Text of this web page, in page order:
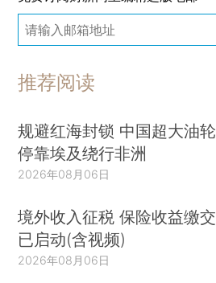
推荐阅读
规避红海封锁 中国超大油轮
停靠埃及绕行非洲
2026年08月06日
境外收入征税 保险收益缴交
已启动(含视频)
2026年08月06日